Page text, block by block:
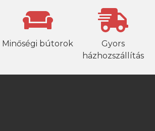
Minőségi bútorok
Gyors
házhozszállítás